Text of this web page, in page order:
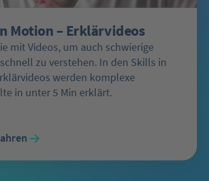
Motion – Erklärvideos
mit Videos, um auch schwierige
zu verstehen. In den Skills in
werden komplexe
in unter 5 Min erklärt.